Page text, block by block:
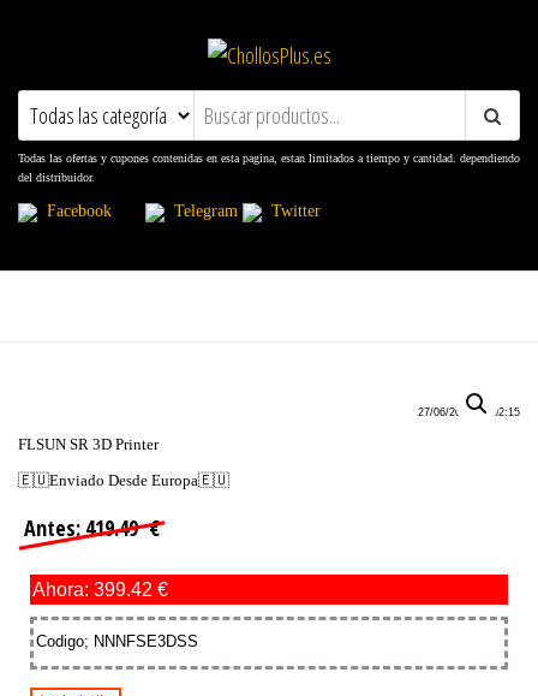
ChollosPlus.es
Ofertas, Promociones, Descuentos y
Todas las ofertas y cupones contenidas en esta pagina, estan limitados a tiempo y cantidad. dependiendo
del distribuidor.
Facebook Telegram Twitter
27/06/2022 21:02:15
FLSUN SR 3D Printer
🇪🇺Enviado Desde Europa🇪🇺
Antes: 419.49 €
Ahora: 399.42 €
Codigo; NNNFSE3DSS